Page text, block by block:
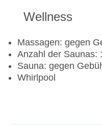
Wellness
Massagen: gegen
Anzahl der Saunas:
Sauna: gegen
Whirlpool